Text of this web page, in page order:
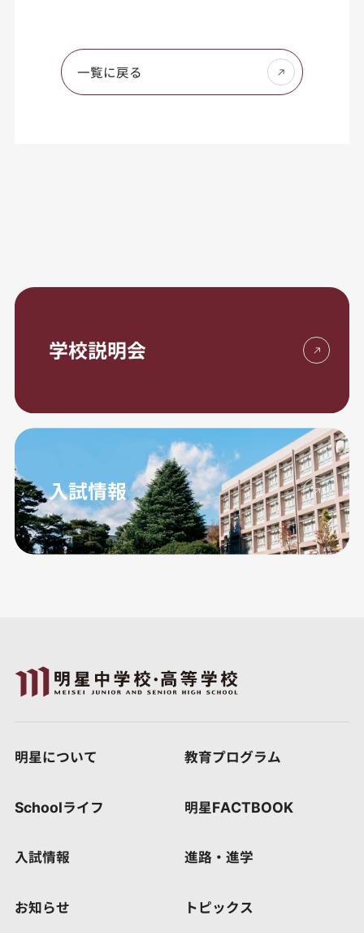
一覧に戻る
学校説明会
入試情報
明星について 教育プログラム
Schoolライフ 明星FACTBOOK
入試情報 進路・進学
お知らせ トピックス